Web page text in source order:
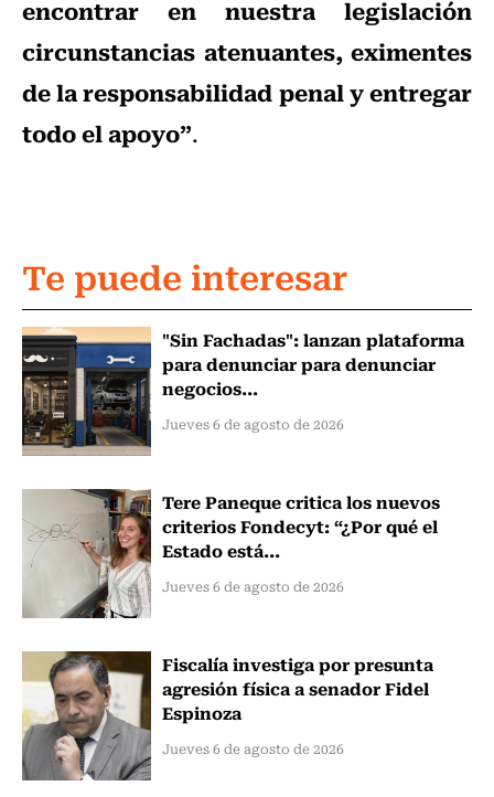
encontrar en nuestra legislación
circunstancias atenuantes, eximentes
de la responsabilidad penal y entregar
todo el apoyo”.
Te puede interesar
"Sin Fachadas": lanzan plataforma
para denunciar para denunciar
negocios...
Jueves 6 de agosto de 2026
Tere Paneque critica los nuevos
criterios Fondecyt: “¿Por qué el
Estado está...
Jueves 6 de agosto de 2026
Fiscalía investiga por presunta
agresión física a senador Fidel
Espinoza
Jueves 6 de agosto de 2026